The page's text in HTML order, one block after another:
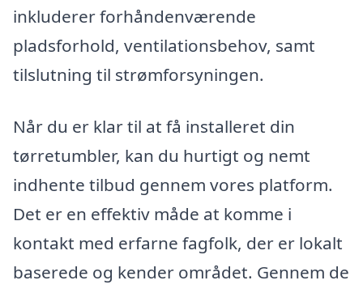
inkluderer forhåndenværende
pladsforhold, ventilationsbehov, samt
tilslutning til strømforsyningen.
Når du er klar til at få installeret din
tørretumbler, kan du hurtigt og nemt
indhente tilbud gennem vores platform.
Det er en effektiv måde at komme i
kontakt med erfarne fagfolk, der er lokalt
baserede og kender området. Gennem de